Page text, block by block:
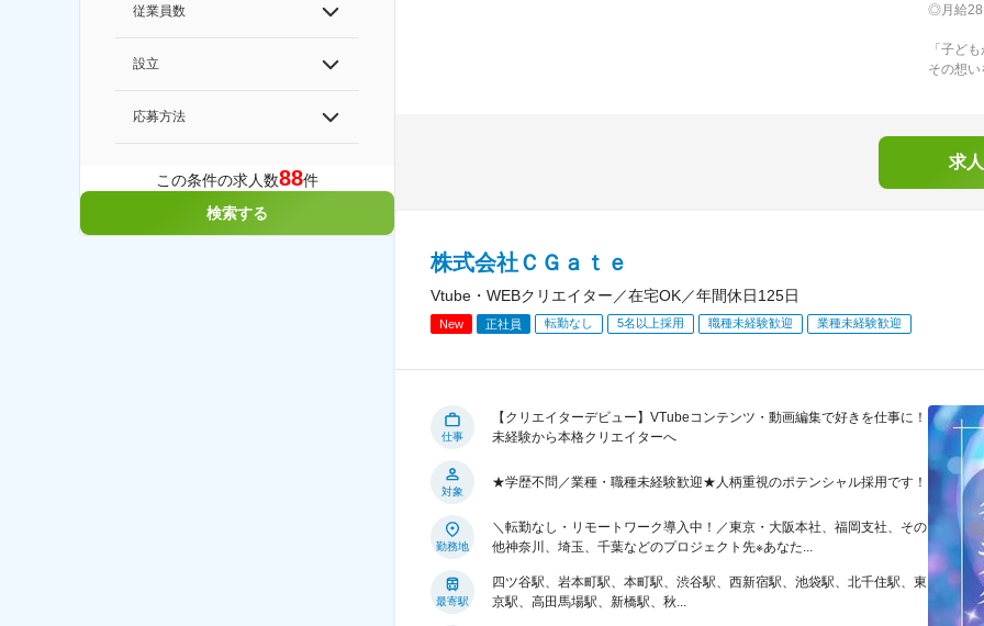
従業員数
設立
応募方法
この条件の求人数88件
検索する
◎月給
「子ど
その想
求
株式会社ＣＧａｔｅ
Vtube・WEBクリエイター／在宅OK／年間休日125日
New 正社員 転勤なし 5名以上採用 職種未経験歓迎 業種未経験歓迎
仕事
【クリエイターデビュー】VTubeコンテンツ・動画編集で好きを仕事に！
未経験から本格クリエイターへ
対象
★学歴不問／業種・職種未経験歓迎★人柄重視のポテンシャル採用です！
勤務地
＼転勤なし・リモートワーク導入中！／東京・大阪本社、福岡支社、その
他神奈川、埼玉、千葉などのプロジェクト先※あなた...
最寄駅
四ツ谷駅、岩本町駅、本町駅、渋谷駅、西新宿駅、池袋駅、北千住駅、東
京駅、高田馬場駅、新橋駅、秋...